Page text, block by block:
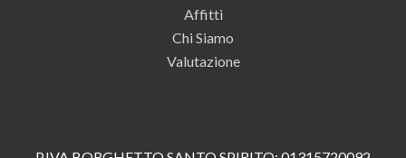
Affitti
Chi Siamo
Valutazione